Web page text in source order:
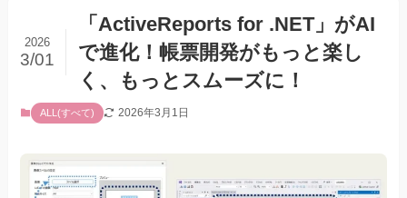
「ActiveReports for .NET」がAI
で進化！帳票開発がもっと楽し
く、もっとスムーズに！
2026
3/01
ALL(すべて) 2026年3月1日